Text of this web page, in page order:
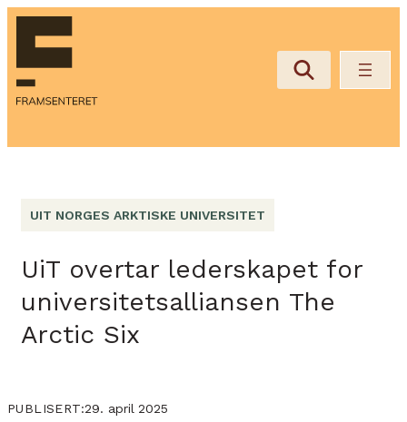
UIT NORGES ARKTISKE UNIVERSITET
UiT overtar lederskapet for
universitetsalliansen The
Arctic Six
PUBLISERT:29. april 2025